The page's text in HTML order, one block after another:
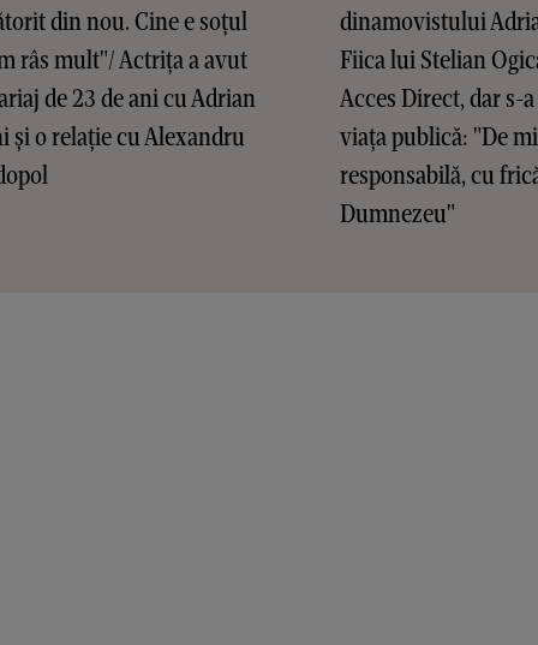
din nou. Cine e soțul
râs mult"/ Actrița a avut
de 23 de ani cu Adrian
și o relație cu Alexandru
dinamovistului
Fiica lui Stelian
Acces Direct, dar s-
viața publică: "De
responsabilă, cu
Dumnezeu"